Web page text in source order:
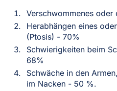
Verschwommenes
Herabhängen eines
(Ptosis) - 70%
Schwierigkeiten beim
68%
Schwäche in den
im Nacken - 50 %.